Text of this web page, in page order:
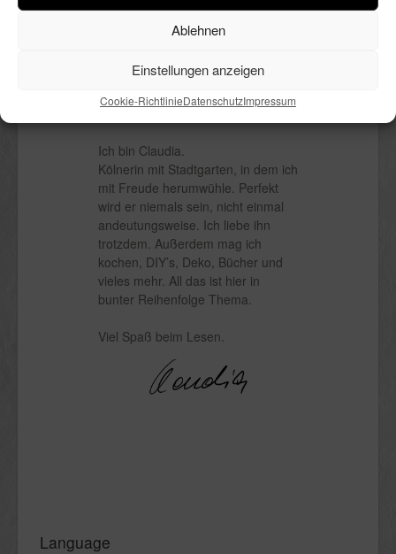
Ablehnen
Einstellungen anzeigen
Cookie-RichtlinieDatenschutzImpressum
Ich bin Claudia.
Kölnerin mit Stadtgarten, in dem ich
mit Freude herumwühle. Perfekt
wird er niemals sein, nicht einmal
andeutungsweise. Ich liebe ihn
trotzdem. Außerdem mag ich
kochen, DIY’s, Deko, Bücher und
vieles mehr. All das ist hier in
bunter Reihenfolge Thema.
Viel Spaß beim Lesen.
Language